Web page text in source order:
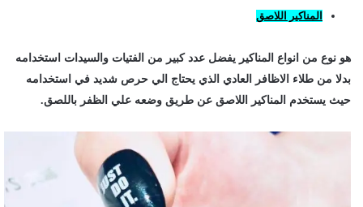
المناكير اللاصق
هو نوع من انواع المناكير يفضل عدد كبير من الفتيات والسيدات استخدامه
بدلا من طلاء الاظافر العادي الذي يحتاج الي حرص شديد في استخدامه
حيث يستخدم المناكير اللاصق عن طريق وضعه علي الظفر باللصق.